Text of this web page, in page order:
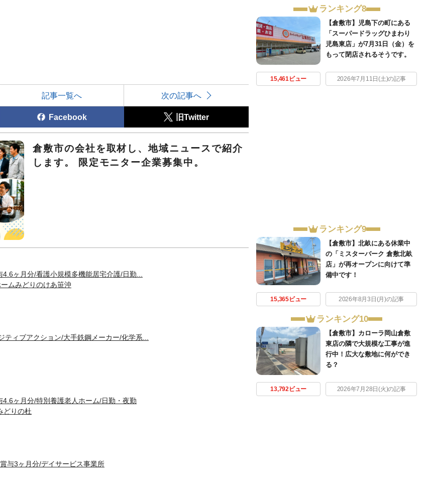
記事一覧へ 次の記事へ
Facebook 旧Twitter
倉敷市の会社を取材し、地域ニュースで紹介
します。 限定モニター企業募集中。
ヶ月分/看護小規模多機能居宅介護/日勤...
ムみどりのけあ笹沖
ィブアクション/大手鉄鋼メーカー/化学系...
ヶ月分/特別養護老人ホーム/日勤・夜勤
どりの杜
与3ヶ月分/デイサービス事業所
ランキング8
【倉敷市】児島下の町にある
「スーパードラッグひまわり
児島東店」が7月31日（金）を
もって閉店されるそうです。
15,461ビュー 2026年7月11日(土)の記事
ランキング9
【倉敷市】北畝にある休業中
の「ミスターバーク 倉敷北畝
店」が再オープンに向けて準
備中です！
15,365ビュー 2026年8月3日(月)の記事
ランキング10
【倉敷市】カローラ岡山倉敷
東店の隣で大規模な工事が進
行中！広大な敷地に何ができ
る？
13,792ビュー 2026年7月28日(火)の記事